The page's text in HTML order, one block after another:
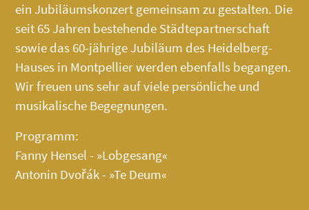
ein Jubiläumskonzert gemeinsam zu gestalten. Die
seit 65 Jahren bestehende Städtepartnerschaft
sowie das 60-jährige Jubiläum des Heidelberg-
Hauses in Montpellier werden ebenfalls begangen.
Wir freuen uns sehr auf viele persönliche und
musikalische Begegnungen.
Programm:
Fanny Hensel - »Lobgesang«
Antonin Dvořák - »Te Deum«